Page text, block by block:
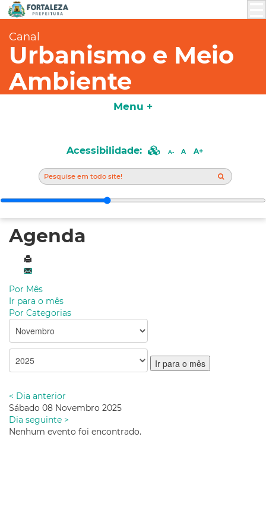
Canal
Urbanismo e Meio
Ambiente
Acessibilidade: A
Agenda
Por Mês
Ir para o mês
Por Categorias
Ir para o mês
< Dia anterior
Sábado 08 Novembro 2025
Dia seguinte >
Nenhum evento foi encontrado.